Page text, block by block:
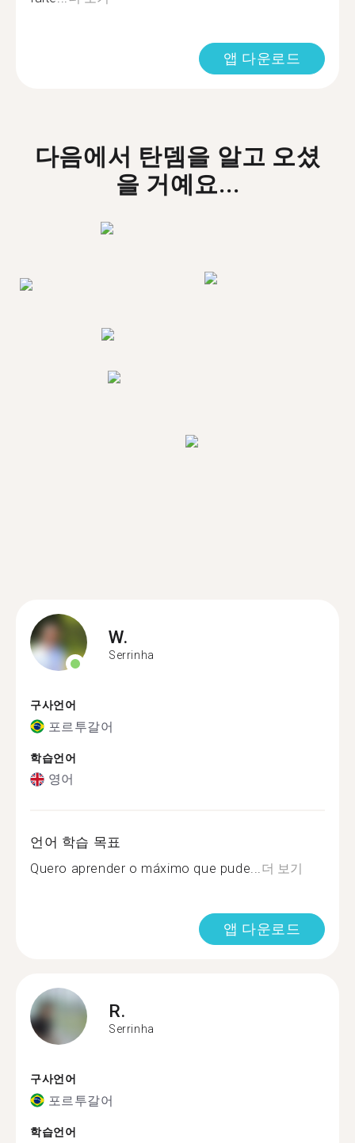
앱 다운로드
다음에서 탄뎀을 알고 오셨
을 거예요...
W.
Serrinha
구사언어
포르투갈어
학습언어
영어
언어 학습 목표
Quero aprender o máximo que pude...더 보기
앱 다운로드
R.
Serrinha
구사언어
포르투갈어
학습언어